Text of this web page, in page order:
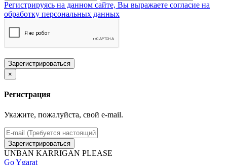
Регистрируясь на данном сайте, Вы выражаете согласие на
обработку персональных данных
Зарегистрироваться
×
Регистрация
Укажите, пожалуйста, свой e-mail.
Зарегистрироваться
UNBAN KARRIGAN PLEASE
Go Ygarat